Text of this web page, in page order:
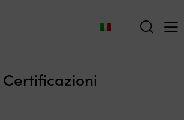
Certificazioni